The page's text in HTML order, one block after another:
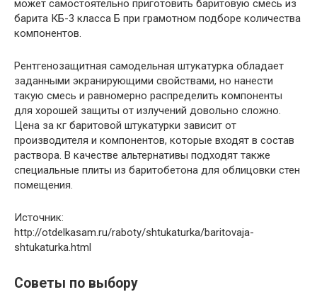
может самостоятельно приготовить баритовую смесь из
барита КБ-3 класса Б при грамотном подборе количества
компонентов.
Рентгенозащитная самодельная штукатурка обладает
заданными экранирующими свойствами, но нанести
такую смесь и равномерно распределить компоненты
для хорошей защиты от излучений довольно сложно.
Цена за кг баритовой штукатурки зависит от
производителя и компонентов, которые входят в состав
раствора. В качестве альтернативы подходят также
специальные плиты из баритобетона для облицовки стен
помещения.
Источник:
http://otdelkasam.ru/raboty/shtukaturka/baritovaja-
shtukaturka.html
Советы по выбору